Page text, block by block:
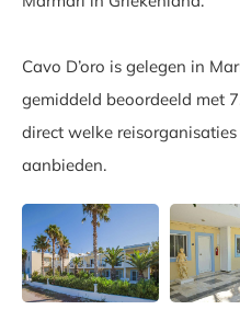
Cavo D’oro is gelegen in
gemiddeld beoordeeld met
direct welke reisorganisaties
aanbieden.